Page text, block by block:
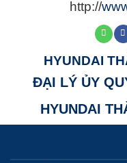
http://
HYUNDAI
ĐẠI LÝ ỦY
HYUNDAI